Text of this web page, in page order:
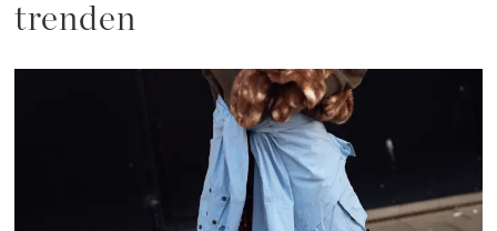
trenden